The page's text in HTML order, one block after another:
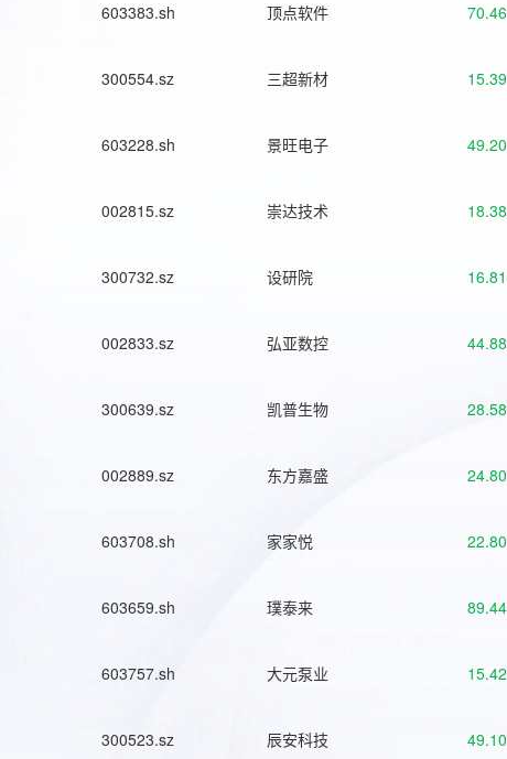
603383.sh 顶点软件 70.46
300554.sz 三超新材 15.39
603228.sh 景旺电子 49.20
002815.sz 崇达技术 18.38
300732.sz 设研院 16.81
002833.sz 弘亚数控 44.88
300639.sz 凯普生物 28.58
002889.sz 东方嘉盛 24.80
603708.sh 家家悦 22.80
603659.sh 璞泰来 89.44
603757.sh 大元泵业 15.42
300523.sz 辰安科技 49.10